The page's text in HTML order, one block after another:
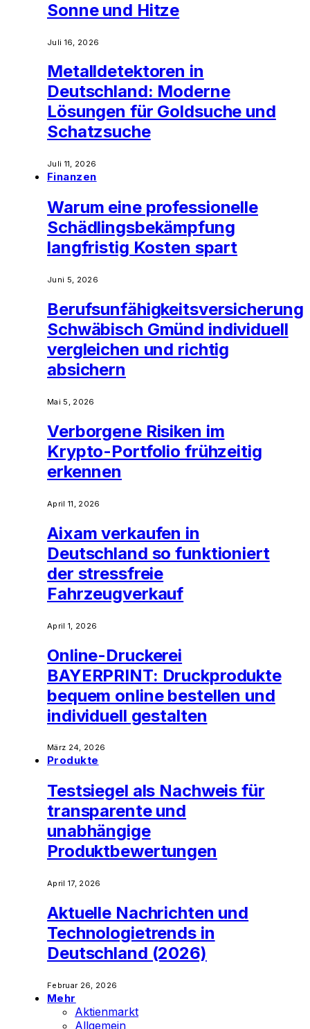
Sonne und Hitze
Juli 16, 2026
Metalldetektoren in
Deutschland: Moderne
Lösungen für Goldsuche und
Schatzsuche
Juli 11, 2026
Finanzen
Warum eine professionelle
Schädlingsbekämpfung
langfristig Kosten spart
Juni 5, 2026
Berufsunfähigkeitsversicherung
Schwäbisch Gmünd individuell
vergleichen und richtig
absichern
Mai 5, 2026
Verborgene Risiken im
Krypto-Portfolio frühzeitig
erkennen
April 11, 2026
Aixam verkaufen in
Deutschland so funktioniert
der stressfreie
Fahrzeugverkauf
April 1, 2026
Online-Druckerei
BAYERPRINT: Druckprodukte
bequem online bestellen und
individuell gestalten
März 24, 2026
Produkte
Testsiegel als Nachweis für
transparente und
unabhängige
Produktbewertungen
April 17, 2026
Aktuelle Nachrichten und
Technologietrends in
Deutschland (2026)
Februar 26, 2026
Mehr
Aktienmarkt
Allgemein